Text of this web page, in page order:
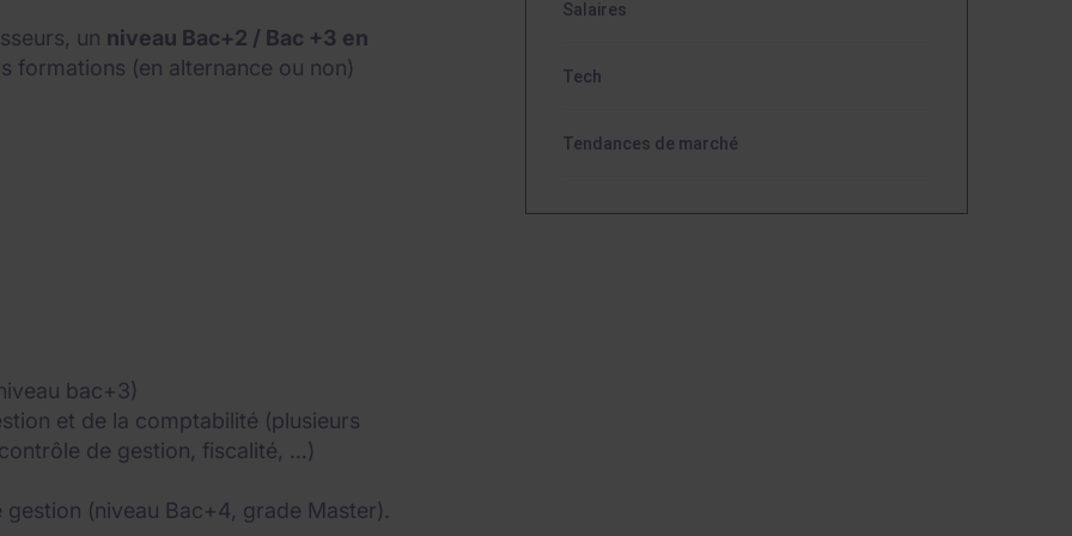
un niveau Bac+2 / Bac +3 en
formations (en alternance ou non)
bac+3)
et de la comptabilité (plusieurs
de gestion, fiscalité, …)
(niveau Bac+4, grade Master).
Salaires
Tech
Tendances de marché